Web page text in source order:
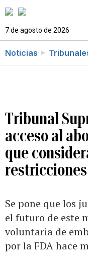
7 de agosto de 2026
Noticias
Tribunal
acceso al
que
Se pone que los
el futuro de este
voluntaria de
por la FDA hace